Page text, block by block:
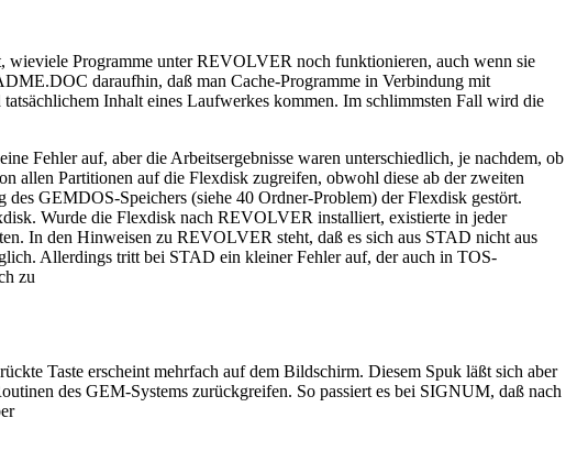
Programme unter REVOLVER noch funktionieren, auch wenn sie
daraufhin, daß man Cache-Programme in Verbindung mit
Inhalt eines Laufwerkes kommen. Im schlimmsten Fall wird die
Fehler auf, aber die Arbeitsergebnisse waren unterschiedlich, je nachdem, ob
allen Partitionen auf die Flexdisk zugreifen, obwohl diese ab der zweiten
GEMDOS-Speichers (siehe 40 Ordner-Problem) der Flexdisk gestört.
Wurde die Flexdisk nach REVOLVER installiert, existierte in jeder
In den Hinweisen zu REVOLVER steht, daß es sich aus STAD nicht aus
Allerdings tritt bei STAD ein kleiner Fehler auf, der auch in TOS-
zu
Taste erscheint mehrfach auf dem Bildschirm. Diesem Spuk läßt sich aber
des GEM-Systems zurückgreifen. So passiert es bei SIGNUM, daß nach